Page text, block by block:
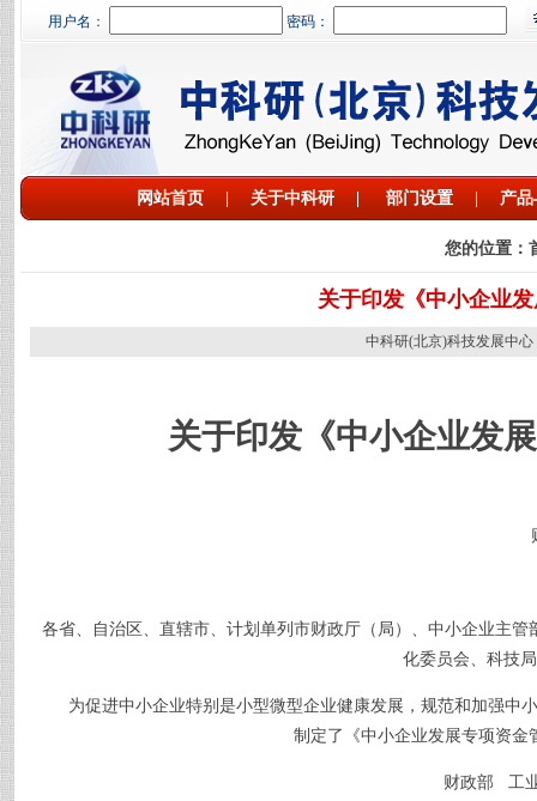
用户名 ： 密码：
网站首页 关于中科研 部门设置 产
您的位置：
关于印发《中小企业
中科研(北京)科技发展中心
关于印发《中小企业发
各省、自治区、直辖市、计划单列市财政厅（局）、中小企业主
化委员会、科技
为促进中小企业特别是小型微型企业健康发展，规范和加强中
制定了《中小企业发展专项资金
财政部 工